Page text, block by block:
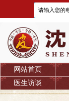
网站首页
医生访谈